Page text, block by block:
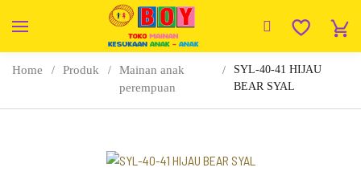
Home Produk
Mainan anak
perempuan
SYL-40-41 HIJAU
BEAR SYAL